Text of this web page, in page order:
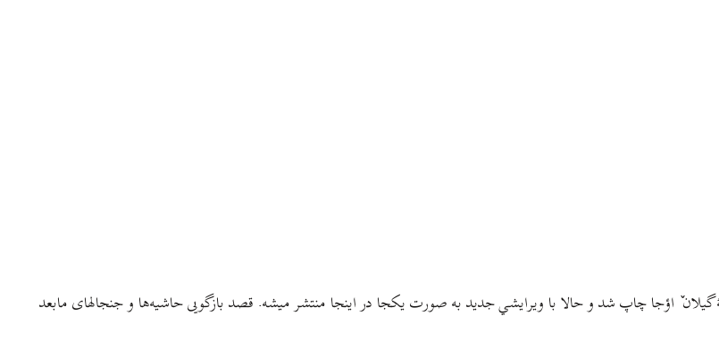
اؤجا چاپ شد و حالا با ویرایشي جدید به صورت یکجا در اینجا منتشر میشه. قصد بازگویی حاشیه‌ها و جنجالهای مابعد